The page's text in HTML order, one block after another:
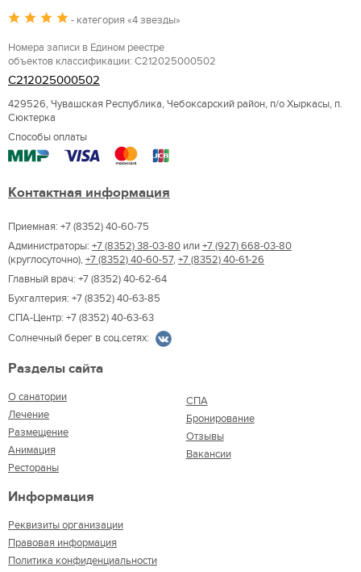
- категория «4 звезды»
Номера записи в Едином реестре
объектов классификации: С212025000502
С212025000502
429526, Чувашская Республика, Чебоксарский район, п/о Хыркасы, п.
Сюктерка
Способы оплаты
Контактная информация
Приемная: +7 (8352) 40-60-75
Администраторы: +7 (8352) 38-03-80 или+7 (927) 668-03-80
(круглосуточно),+7 (8352) 40-60-57,+7 (8352) 40-61-26
Главный врач: +7 (8352) 40-62-64
Бухгалтерия: +7 (8352) 40-63-85
СПА-Центр: +7 (8352) 40-63-63
Солнечный берег в соц.сетях:
Разделы сайта
О санатории
Лечение
Размещение
Анимация
Рестораны
СПА
Бронирование
Отзывы
Вакансии
Информация
Реквизиты организации
Правовая информация
Политика конфиденциальности